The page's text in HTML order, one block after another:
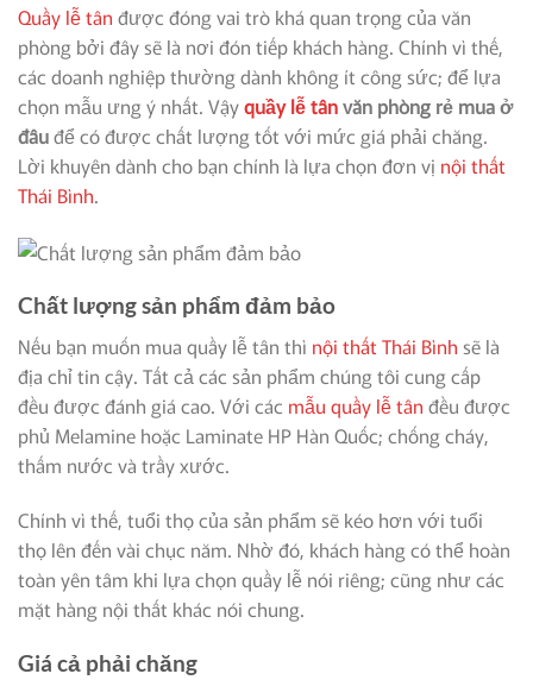
Quầy lễ tân được đóng vai trò khá quan trọng của văn
phòng bởi đây sẽ là nơi đón tiếp khách hàng. Chính vì thế,
các doanh nghiệp thường dành không ít công sức; để lựa
chọn mẫu ưng ý nhất. Vậyquầy lễ tânvăn phòng rẻ mua ở
đâuđể có được chất lượng tốt với mức giá phải chăng.
Lời khuyên dành cho bạn chính là lựa chọn đơn vị nội thất
Thái Bình.
Chất lượng sản phẩm đảm bảo
Nếu bạn muốn mua quầy lễ tân thì nội thất Thái Bình sẽ là
địa chỉ tin cậy. Tất cả các sản phẩm chúng tôi cung cấp
đều được đánh giá cao. Với các mẫu quầy lễ tân đều được
phủ Melamine hoặc Laminate HP Hàn Quốc; chống cháy,
thấm nước và trầy xước.
Chính vì thế, tuổi thọ của sản phẩm sẽ kéo hơn với tuổi
thọ lên đến vài chục năm. Nhờ đó, khách hàng có thể hoàn
toàn yên tâm khi lựa chọn quầy lễ nói riêng; cũng như các
mặt hàng nội thất khác nói chung.
Giá cả phải chăng